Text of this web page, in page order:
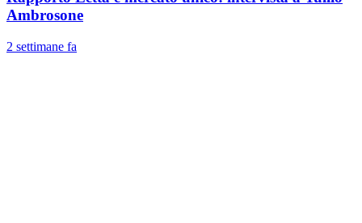
Ambrosone
2 settimane fa